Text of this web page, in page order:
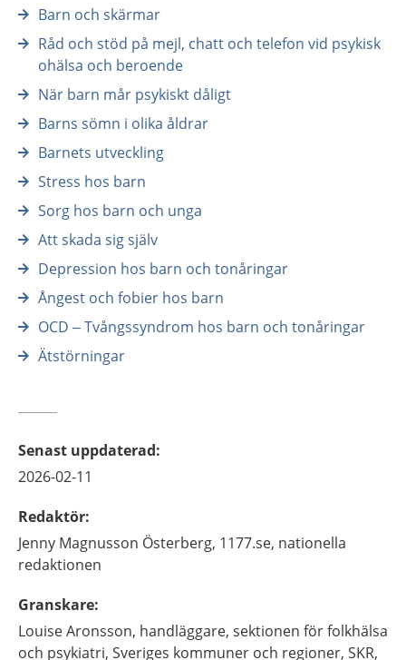
Barn och skärmar
Råd och stöd på mejl, chatt och telefon vid psykisk
ohälsa och beroende
När barn mår psykiskt dåligt
Barns sömn i olika åldrar
Barnets utveckling
Stress hos barn
Sorg hos barn och unga
Att skada sig själv
Depression hos barn och tonåringar
Ångest och fobier hos barn
OCD – Tvångssyndrom hos barn och tonåringar
Ätstörningar
Senast uppdaterad:
2026-02-11
Redaktör:
Jenny Magnusson Österberg, 1177.se, nationella
redaktionen
Granskare:
LouiseAronsson, handläggare, sektionen för folkhälsa
och psykiatri, Sveriges kommuner och regioner, SKR,